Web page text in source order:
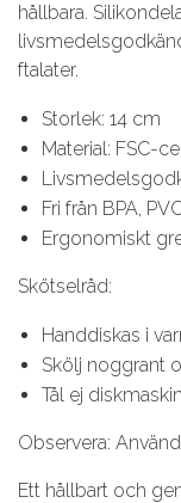
hållbara.
ftalater.
Storlek: 14 cm
Material: FSC-
Fri från BPA,
Ergonomiskt
Skötselråd:
Handdiskas i
Skölj noggrant
Tål ej
Observera:
Ett hållbart och